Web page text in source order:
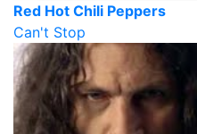
Red Hot Chili Peppers
Can't Stop